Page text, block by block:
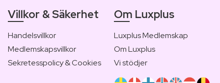
Villkor & Säkerhet
Handelsvillkor
Medlemskapsvillkor
Sekretesspolicy & Cookies
Om Luxplus
Luxplus Medlemskap
Om Luxplus
Vi stödjer